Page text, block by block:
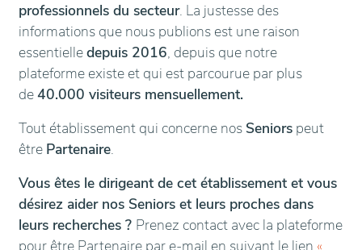
professionnels du secteur. La justesse des
informations que nous publions est une raison
essentielledepuis 2016, depuis que notre
plateforme existe et qui est parcourue par plus
de40.000 visiteurs mensuellement.
Tout établissement qui concerne nos Seniors peut
être Partenaire.
Vous êtes le dirigeant de cet établissement et vous
désirez aider nos Seniors et leurs proches dans
leurs recherches ? Prenez contact avec la plateforme
pour être Partenaire par e-mail en suivant le lien «